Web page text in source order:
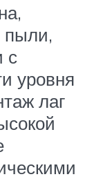
пыли,
с
уровня
лаг